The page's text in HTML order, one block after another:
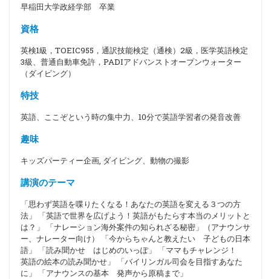
早稲田大学政経学部 卒業
資格
英検1級，TOEIC955，通訳技能検定（通検）2級，医学英語検定
3級、普通自動車免許，PADIアドバンストオープンウォーター
（ダイビング）
特技
英語、ここぞという時の集中力、10分で英語学習者の発音改善
趣味
キッズパーティー企画, ダイビング、動物の撮影
講演のテーマ
「思わず英語を喋りたくなる！あなたの英語を変える３つの方
法」 「英語で世界を広げよう！英語がもたらす本当のメリットと
は？」 「ナレーション海外案件の知られざる秘密」（アナウンサ
ー、ナレーター向け） 「今からちゃんと教えたい 子どもの日本
語」 「読み聞かせ はじめのいっぽ」 「ママもチャレンジ！
英語の絵本の読み聞かせ」 「バイリンガル司会を目指すあなた
に」 「アナウンスの基本 発声から原稿まで」